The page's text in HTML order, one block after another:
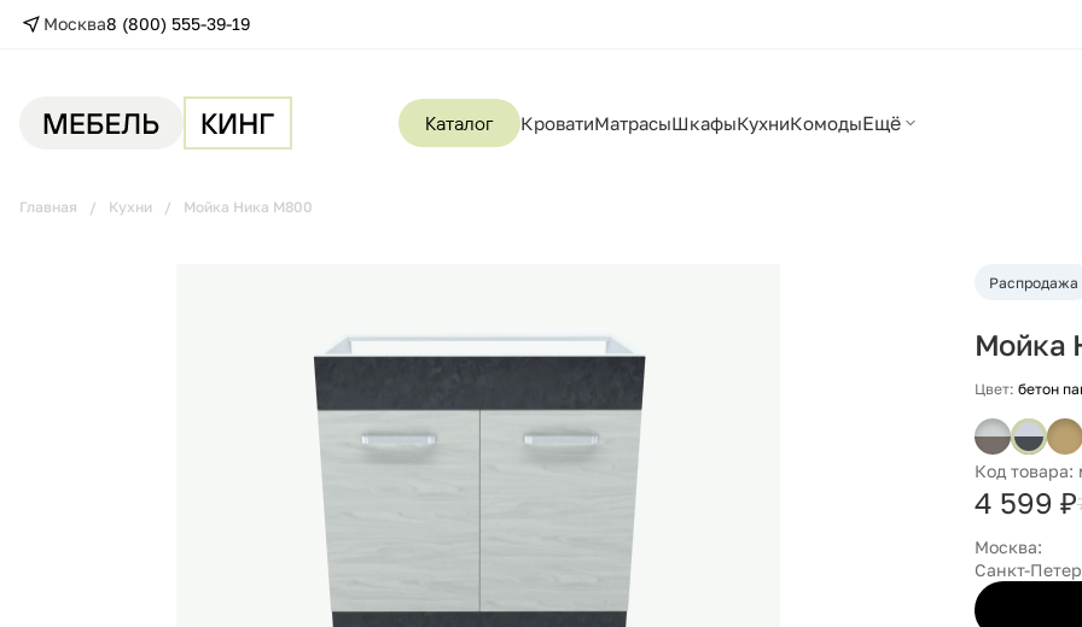
Москва8 (800) 555-39-19
Каталог КроватиМатрасыШкафыКухниКомодыЕщё
Главная Кухни Мойка Ника М800
Распродажа
Мойка
Цвет: бетон
Код товара:
4 599 ₽
Москва:
Санкт-